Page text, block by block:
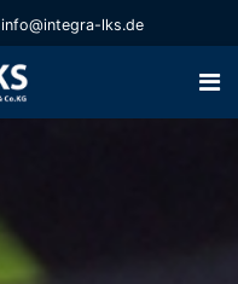
info@integra-lks.de